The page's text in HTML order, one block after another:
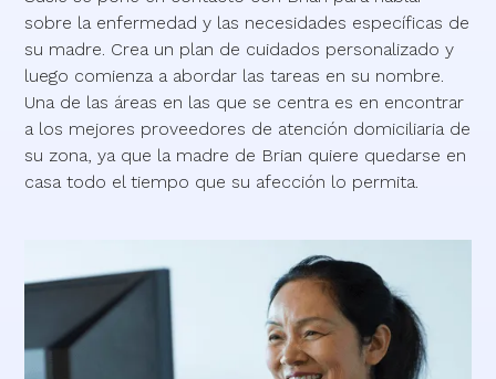
sobre la enfermedad y las necesidades específicas de
su madre. Crea un plan de cuidados personalizado y
luego comienza a abordar las tareas en su nombre.
Una de las áreas en las que se centra es en encontrar
a los mejores proveedores de atención domiciliaria de
su zona, ya que la madre de Brian quiere quedarse en
casa todo el tiempo que su afección lo permita.